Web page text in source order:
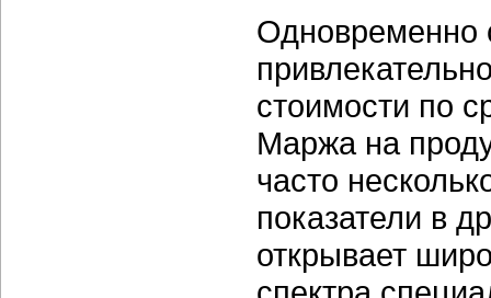
Одновременно
стоимости по
Маржа на
часто
показатели в
открывает